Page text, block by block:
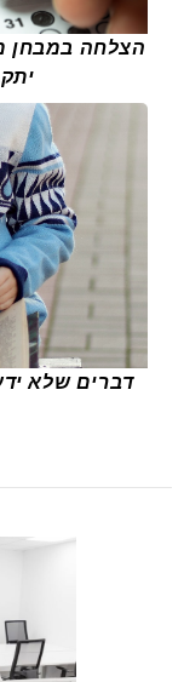
הצלחה במבחן
דברים שלא